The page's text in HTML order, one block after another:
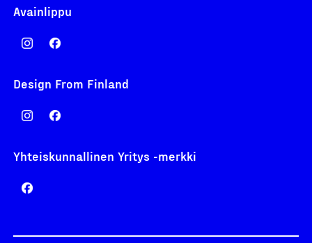
Avainlippu
Design From Finland
Yhteiskunnallinen Yritys -merkki